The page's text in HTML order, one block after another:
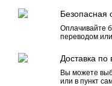
Безопасная
Оплачивайте
переводом
Доставка по
Вы можете
или в пункт